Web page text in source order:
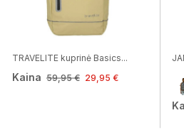
TRAVELITE kuprinė Basics...
Kaina 59,95 € 29,95 €